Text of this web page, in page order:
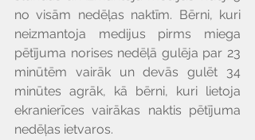
no visām nedēļas naktīm. Bērni, kuri
neizmantoja medijus pirms miega
pētījuma norises nedēļā gulēja par 23
minūtēm vairāk un devās gulēt 34
minūtes agrāk, kā bērni, kuri lietoja
ekranierīces vairākas naktis pētījuma
nedēļas ietvaros.